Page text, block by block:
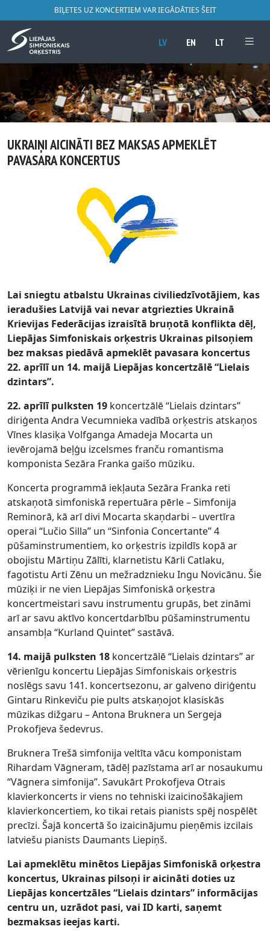
BIĻETES UZ KONCERTIEM VAR IEGĀDĀTIES ŠEIT
LV EN LT
UKRAIŅI AICINĀTI BEZ MAKSAS APMEKLĒT
PAVASARA KONCERTUS
Lai sniegtu atbalstu Ukrainas civiliedzīvotājiem, kas
ieradušies Latvijā vai nevar atgriezties Ukrainā
Krievijas Federācijas izraisītā bruņotā konflikta dēļ,
Liepājas Simfoniskais orķestris Ukrainas pilsoņiem
bez maksas piedāvā apmeklēt pavasara koncertus
22. aprīlī un 14. maijā Liepājas koncertzālē “Lielais
dzintars”.
22. aprīlī pulksten 19 koncertzālē “Lielais dzintars”
diriģenta Andra Vecumnieka vadībā orķestris atskaņos
Vīnes klasiķa Volfganga Amadeja Mocarta un
ievērojamā beļģu izcelsmes franču romantisma
komponista Sezāra Franka gaišo mūziku.
Koncerta programmā iekļauta Sezāra Franka reti
atskaņotā simfoniskā repertuāra pērle – Simfonija
Reminorā, kā arī divi Mocarta skaņdarbi – uvertīra
operai “Lučio Silla” un “Sinfonia Concertante” 4
pūšaminstrumentiem, ko orķestris izpildīs kopā ar
obojistu Mārtiņu Zālīti, klarnetistu Kārli Catlaku,
fagotistu Arti Zēnu un mežradznieku Ingu Novicānu. Šie
mūziķi ir ne vien Liepājas Simfoniskā orķestra
koncertmeistari savu instrumentu grupās, bet zināmi
arī ar savu aktīvo koncertdarbību pūšaminstrumentu
ansambļa “Kurland Quintet” sastāvā.
14. maijā pulksten 18 koncertzālē “Lielais dzintars” ar
vērienīgu koncertu Liepājas Simfoniskais orķestris
noslēgs savu 141. koncertsezonu, ar galveno diriģentu
Gintaru Rinkeviču pie pults atskaņojot klasiskās
mūzikas dižgaru – Antona Bruknera un Sergeja
Prokofjeva šedevrus.
Bruknera Trešā simfonija veltīta vācu komponistam
Rihardam Vāgneram, tādēļ pazīstama arī ar nosaukumu
“Vāgnera simfonija”. Savukārt Prokofjeva Otrais
klavierkoncerts ir viens no tehniski izaicinošākajiem
klavierkoncertiem, ko tikai retais pianists spēj nospēlēt
precīzi. Šajā koncertā šo izaicinājumu pieņēmis izcilais
latviešu pianists Daumants Liepiņš.
Lai apmeklētu minētos Liepājas Simfoniskā orķestra
koncertus, Ukrainas pilsoņi ir aicināti doties uz
Liepājas koncertzāles “Lielais dzintars” informācijas
centru un, uzrādot pasi, vai ID karti, saņemt
bezmaksas ieejas karti.